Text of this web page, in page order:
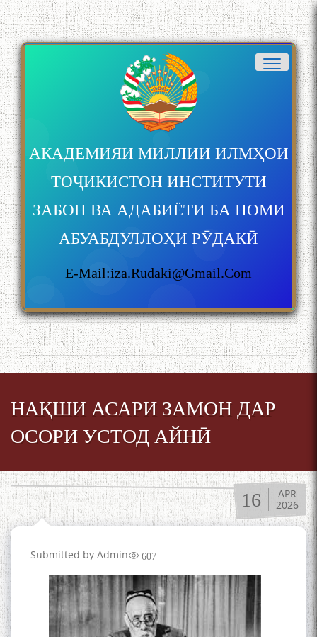
АКАДЕМИЯИ МИЛЛИИ ИЛМҲОИ
ТОҶИКИСТОН ИНСТИТУТИ
ЗАБОН ВА АДАБИЁТИ БА НОМИ
АБУАБДУЛЛОҲИ РӮДАКӢ
E-Mail:iza.rudaki@gmail.com
НАҚШИ АСАРИ ЗАМОН ДАР
ОСОРИ УСТОД АЙНӢ
16
APR
2026
Submitted by Admin 607